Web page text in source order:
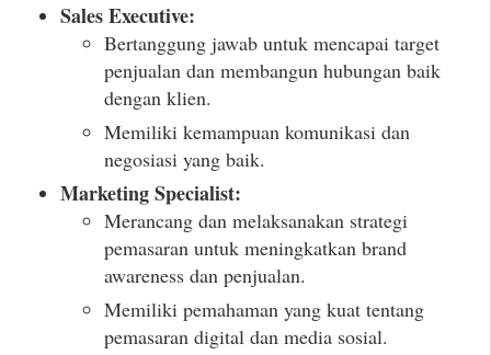
Sales Executive:
Bertanggung jawab untuk mencapai target
penjualan dan membangun hubungan baik
dengan klien.
Memiliki kemampuan komunikasi dan
negosiasi yang baik.
Marketing Specialist:
Merancang dan melaksanakan strategi
pemasaran untuk meningkatkan brand
awareness dan penjualan.
Memiliki pemahaman yang kuat tentang
pemasaran digital dan media sosial.